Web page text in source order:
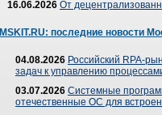
16.06.2026 От
MSKIT.RU: последние новости
04.08.2026 Российский RPA-
задач к управлению
03.07.2026 Системные
отечественные ОС для